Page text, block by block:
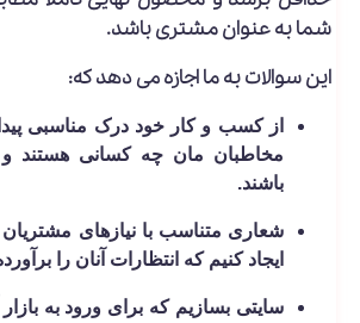
شما به عنوان مشتری باشد.
این سوالات به ما اجازه می­ دهد که:
از کسب و کار خود درک مناسبی
باشند.
شعاری متناسب با نیازهای
ایجاد کنیم که انتظارات آنان را
سایتی بسازیم که برای ورود به بازار